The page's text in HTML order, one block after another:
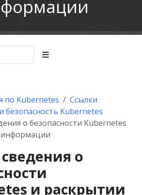
по Kubernetes
Ссылки
безопасность Kubernetes
о безопасности Kubernetes
о
и раскрытии